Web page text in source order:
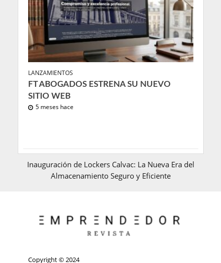
LANZAMIENTOS
FT ABOGADOS ESTRENA SU NUEVO
SITIO WEB
5 meses hace
Inauguración de Lockers Calvac: La Nueva Era del
Almacenamiento Seguro y Eficiente
Copyright © 2024